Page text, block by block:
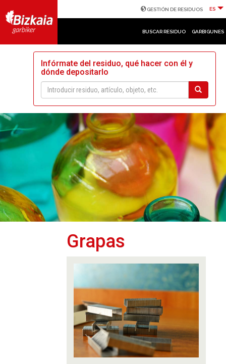
GESTIÓN DE RESIDUOS ES
BUSCAR RESIDUO GARBIGUNES
Infórmate del residuo, qué hacer con él y
dónde depositarlo
Grapas